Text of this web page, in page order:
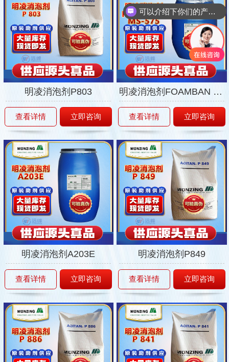
明凌消泡剂P803
查看详情 立即咨询
明凌消泡剂FOAMBAN MS-575
查看详情 立即咨询
明凌消泡剂A203E
查看详情 立即咨询
明凌消泡剂P849
查看详情 立即咨询
可以介绍下你们的产品么
你们是怎么收费的呢